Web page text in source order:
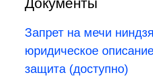
Запрет на мечи
юридическое
защита (доступно)